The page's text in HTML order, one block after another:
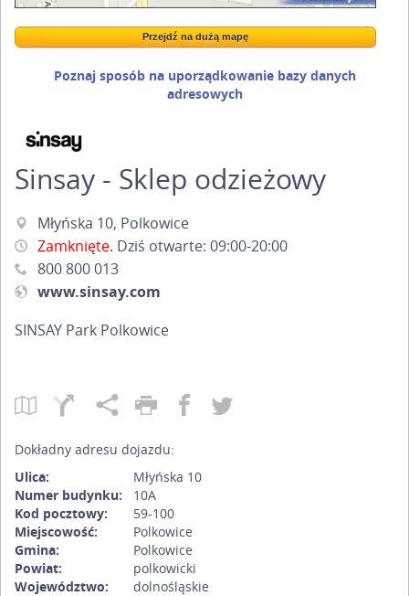
Wstaw tę mapkę na swoją stronę
Przejdź na dużą mapę
Przejdź na dużą mapę
Poznaj sposób na uporządkowanie bazy danych
adresowych
Sinsay - Sklep odzieżowy
Młyńska 10, Polkowice
Zamknięte. Dziś otwarte: 09:00-20:00
800 800 013
www.sinsay.com
SINSAY Park Polkowice
Dokładny adresu dojazdu:
Ulica:
Młyńska 10
Numer budynku:
10A
Kod pocztowy:
59-100
Miejscowość:
Polkowice
Gmina:
Polkowice
Powiat:
polkowicki
Województwo:
dolnośląskie